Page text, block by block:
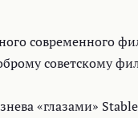
современного
советскому
«глазами»